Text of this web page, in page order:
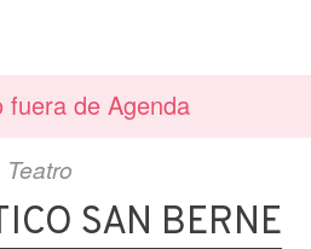
fuera de Agenda
Teatro
SAN BERNE